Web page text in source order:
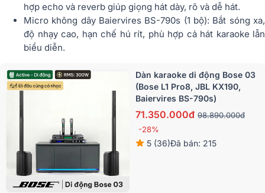
hợp echo và reverb giúp giọng hát dày, rõ và dễ hát.
Micro không dây Baiervires BS-790s (1 bộ): Bắt sóng xa,
độ nhạy cao, hạn chế hú rít, phù hợp cả hát karaoke lẫn
biểu diễn.
Dàn karaoke di động Bose 03
(Bose L1 Pro8, JBL KX190,
Baiervires BS-790s)
71.350.000đ 98.890.000đ
-28%
5 (36)Đã bán: 215